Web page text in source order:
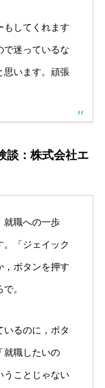
もしてくれます
で迷っているな
思います。頑張
談：株式会社エ
就職への一歩
。「ジェイック
，ボタンを押す
。
いるのに，ボタ
就職したいの
うことじゃない